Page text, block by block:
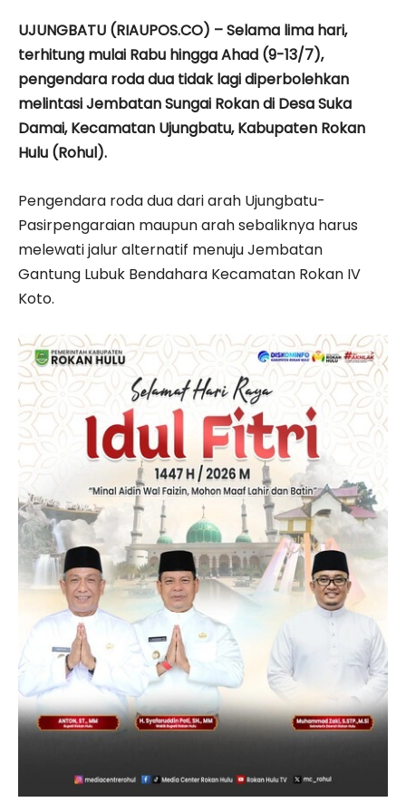
UJUNGBATU (RIAUPOS.CO) – Selama lima hari,
terhitung mulai Rabu hingga Ahad (9-13/7),
pengendara roda dua tidak lagi diperbolehkan
melintasi Jembatan Sungai Rokan di Desa Suka
Damai, Kecamatan Ujungbatu, Kabupaten Rokan
Hulu (Rohul).
Pengendara roda dua dari arah Ujungbatu-
Pasirpengaraian maupun arah sebaliknya harus
melewati jalur alternatif menuju Jembatan
Gantung Lubuk Bendahara Kecamatan Rokan IV
Koto.